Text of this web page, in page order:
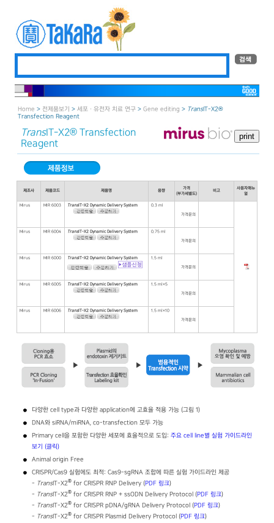
Home > 전제품보기 > 세포ㆍ유전자 치료 연구 > Gene editing > TransIT-X2®
Transfection Reagent
TransIT-X2® Transfection
Reagent
제조사 제품코드 제품명 용량
가격
(부가세별도)
비고
사용자매뉴
얼
Mirus MIR 6003 Trans IT-X2 Dynamic Delivery System 0.3 ml
가격문의
Mirus MIR 6004 Trans IT-X2 Dynamic Delivery System 0.75 ml
가격문의
Mirus MIR 6000 Trans IT-X2 Dynamic Delivery System 1.5 ml
가격문의
Mirus MIR 6005 Trans IT-X2 Dynamic Delivery System 1.5 ml×5
가격문의
Mirus MIR 6006 Trans IT-X2 Dynamic Delivery System 1.5 ml×10
가격문의
다양한 cell type과 다양한 application에 고효율 적용 가능 (그림 1)
DNA와 siRNA/miRNA, co-transfection 모두 가능
Primary cell을 포함한 다양한 세포에 효율적으로 도입: 주요 cell line별 실험 가이드라인
보기 (클릭)
Animal origin Free
CRISPR/Cas9 실험에도 최적: Cas9-sgRNA 조합에 따른 실험 가이드라인 제공
- TransIT-X2® for CRISPR RNP Delivery (PDF 링크)
- TransIT-X2® for CRISPR RNP + ssODN Delivery Protocol (PDF 링크)
- TransIT-X2® for CRISPR pDNA/gRNA Delivery Protocol (PDF 링크)
- TransIT-X2® for CRISPR Plasmid Delivery Protocol (PDF 링크)